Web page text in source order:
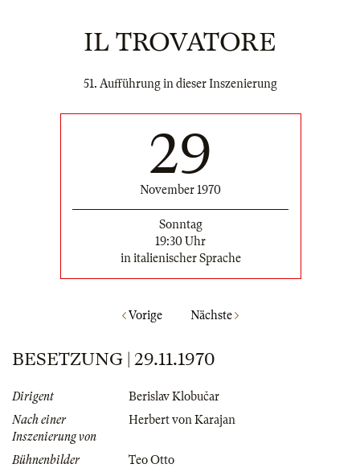
IL TROVATORE
51. Aufführung in dieser Inszenierung
29
November 1970
Sonntag
19:30 Uhr
in italienischer Sprache
Vorige Nächste
BESETZUNG | 29.11.1970
Dirigent
Berislav Klobučar
Nach einer
Inszenierung von
Herbert von Karajan
Bühnenbilder
Teo Otto